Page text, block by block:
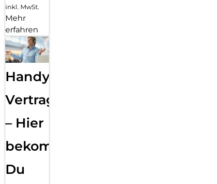
inkl. MwSt.
Mehr
erfahren
Handy
Vertragsabwicklung
– Hier
bekommst
Du